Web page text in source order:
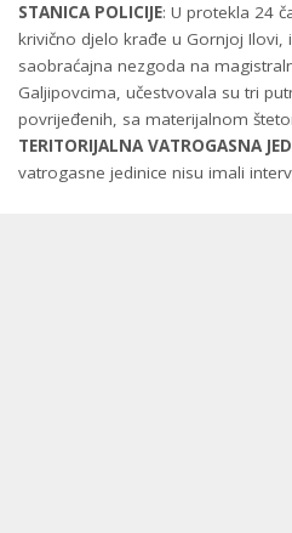
STANICA POLICIJE: U protekla 24
krivično djelo krađe u Gornjoj Ilovi,
saobraćajna nezgoda na
Galjipovcima, učestvovala su tri
povrijeđenih, sa materijalnom
TERITORIJALNA VATROGASNA
vatrogasne jedinice nisu imali